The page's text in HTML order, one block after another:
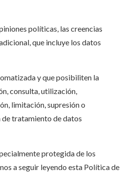
políticas, las creencias
que incluye los datos
y que posibiliten la
consulta, utilización,
limitación, supresión o
tratamiento de datos
protegida de los
a seguir leyendo esta Política de